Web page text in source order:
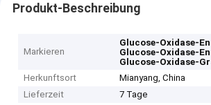
Produkt-Beschreibung
Markieren
Glucose-Oxidase-
Glucose-Oxidase-
Glucose-Oxidase-
Herkunftsort
Mianyang, China
Lieferzeit
7 Tage